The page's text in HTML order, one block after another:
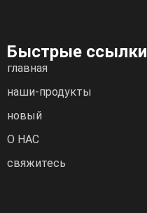
Быстрые ссылки
главная
наши-продукты
новый
О НАС
свяжитесь